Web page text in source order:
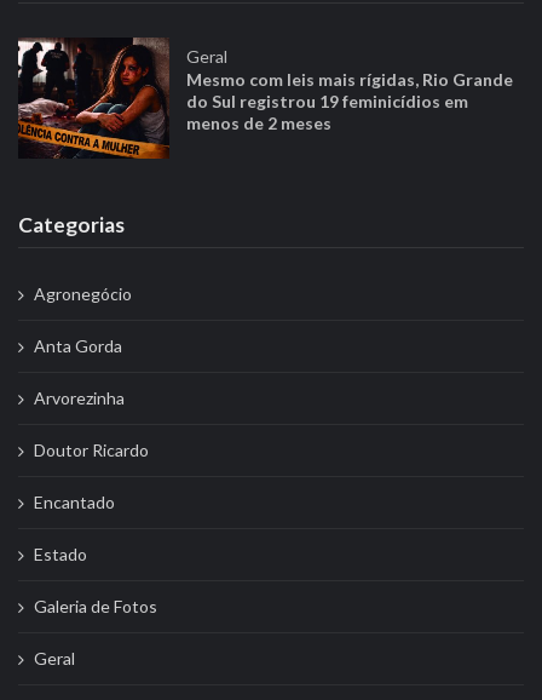
Geral
Mesmo com leis mais rígidas, Rio Grande
do Sul registrou 19 feminicídios em
menos de 2 meses
Categorias
Agronegócio
Anta Gorda
Arvorezinha
Doutor Ricardo
Encantado
Estado
Galeria de Fotos
Geral